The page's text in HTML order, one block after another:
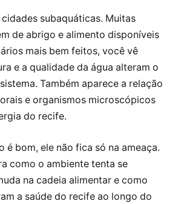
subaquáticas. Muitas
de abrigo e alimento disponíveis
mais bem feitos, você vê
e a qualidade da água alteram o
Também aparece a relação
e organismos microscópicos
do recife.
é bom, ele não fica só na ameaça.
como o ambiente tenta se
na cadeia alimentar e como
a saúde do recife ao longo do